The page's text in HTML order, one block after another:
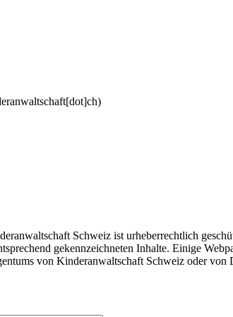
Schweiz ist urheberrechtlich
gekennzeichneten Inhalte. Einige
von Kinderanwaltschaft Schweiz oder von